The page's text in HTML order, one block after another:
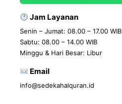
Jam Layanan
Senin – Jumat: 08.00 – 17.00 WIB
Sabtu: 08.00 – 14.00 WIB
Minggu & Hari Besar: Libur
Email
info@sedekahalquran.id